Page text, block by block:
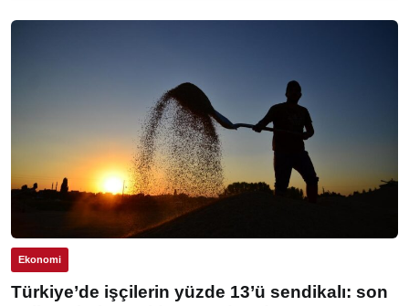
Ekonomi
Türkiye’de işçilerin yüzde 13’ü sendikalı: son